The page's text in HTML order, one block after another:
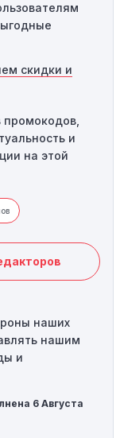
скидки и
и
на этой
наших
нашим
и
6 Августа